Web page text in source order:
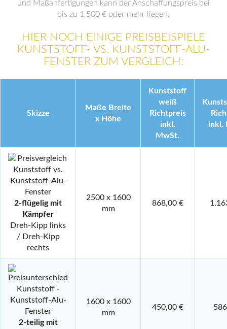
und Maßanfertigungen kann der Anschaffungspreis bei
bis zu 1.500 € oder mehr liegen.
HIER NOCH EINIGE PREISBEISPIELE
KUNSTSTOFF- VS. KUNSTSTOFF-ALU-
FENSTER ZUM VERGLEICH:
Skizze
Maße Breite
x Höhe
Kunststoff
weiß
Richtpreis
inkl.
MwSt.
inkl.
2-flügelig mit
Kämpfer
Dreh-Kipp links
/ Dreh-Kipp
rechts
2500 x 1600
mm
868,00 €
2-teilig mit
1600 x 1600
mm
450,00 €